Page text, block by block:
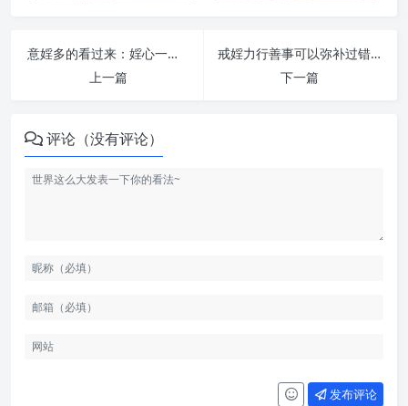
意婬多的看过来：婬心一动，功名即失 | 纵欲危害
上一篇
戒婬力行善事可以弥补过错 | 纵欲危害
下一篇
评论（没有评论）
发布评论